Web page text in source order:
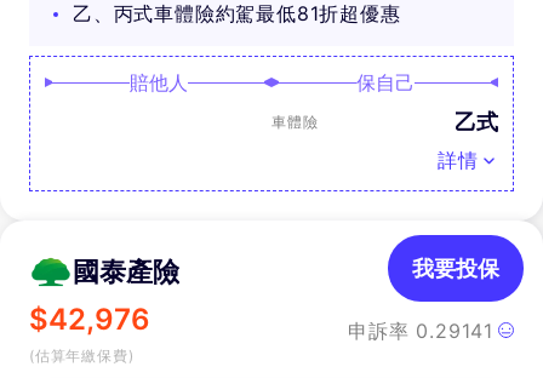
乙、丙式車體險約駕最低81折超優惠
賠他人 保自己
車體險 乙式
詳情
國泰產險
$42,976
(估算年繳保費)
申訴率 0.29141
我要投保